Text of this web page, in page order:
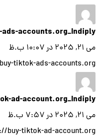
accounts.org_Indiply
می ۲۱, ۲۰۲۵ در ۱۰:۰۷ ب.ظ
tiktok-ads-accounts.org
ad-account.org_Indiply
می ۲۱, ۲۰۲۵ در ۷:۵۷ ب.ظ
buy-tiktok-ad-account.org